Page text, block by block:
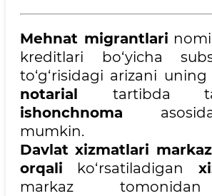
Mehnat migrantlari
kreditlari bo‘yicha
to‘g‘risidagi arizani uning
notarial tartibda
ishonchnoma
mumkin.
Davlat xizmatlari
orqali ko‘rsatiladigan
markaz